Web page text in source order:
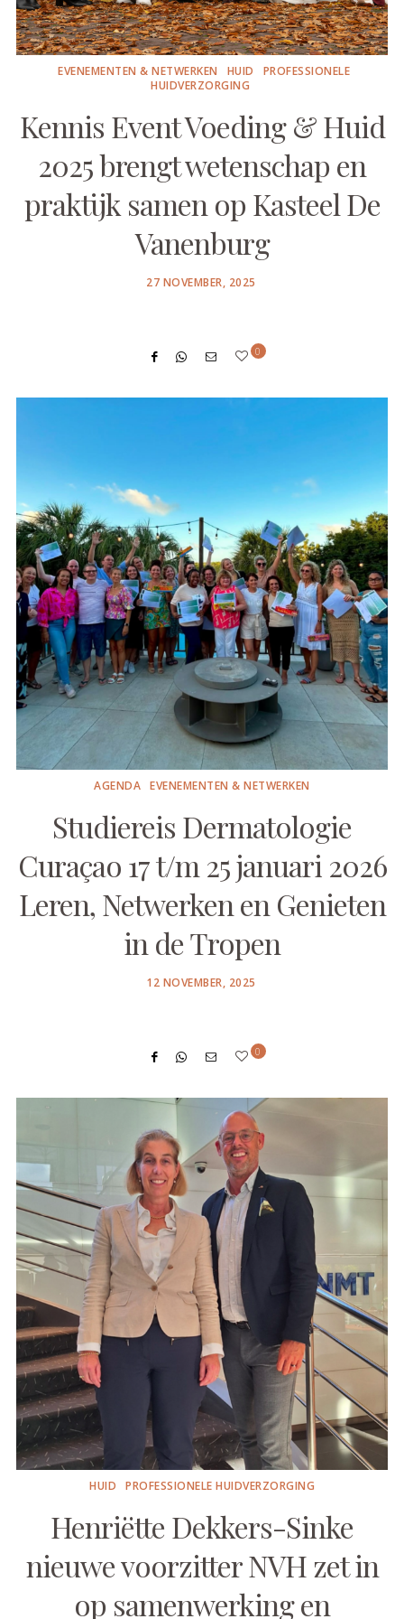
EVENEMENTEN & NETWERKEN HUID
PROFESSIONELE
HUIDVERZORGING
Kennis Event Voeding & Huid
2025 brengt wetenschap en
praktijk samen op Kasteel De
Vanenburg
POSTED
27 NOVEMBER, 2025
0
AGENDA EVENEMENTEN & NETWERKEN
Studiereis Dermatologie
Curaçao 17 t/m 25 januari 2026
Leren, Netwerken en Genieten
in de Tropen
POSTED
12 NOVEMBER, 2025
0
HUID PROFESSIONELE HUIDVERZORGING
Henriëtte Dekkers-Sinke
nieuwe voorzitter NVH zet in
op samenwerking en